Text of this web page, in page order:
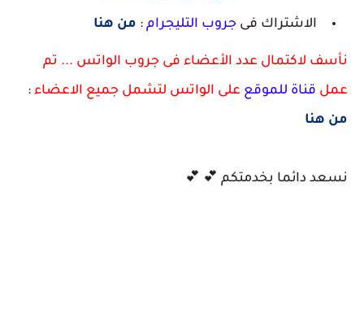
الاشتراك فى جروب التليجرام : من هنا
نأسف لاكتمال عدد الأعضاء فى جروب الواتس ... تم
عمل قناة للموقع على الواتس لتشمل جميع الاعضاء :
من هنا
نسعد دائما بخدمتكم 💕 💕